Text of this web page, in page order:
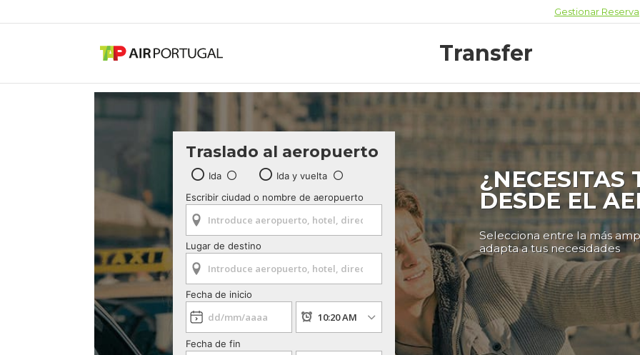
Gestionar Reserva
Transfer
Traslado al aeropuerto
Ida
Ida y vuelta
Escribir ciudad o nombre de aeropuerto
Lugar de destino
Fecha de inicio
Fecha de fin
¿NECESITAS
DESDE EL
Selecciona entre la más
adapta a tus necesidades